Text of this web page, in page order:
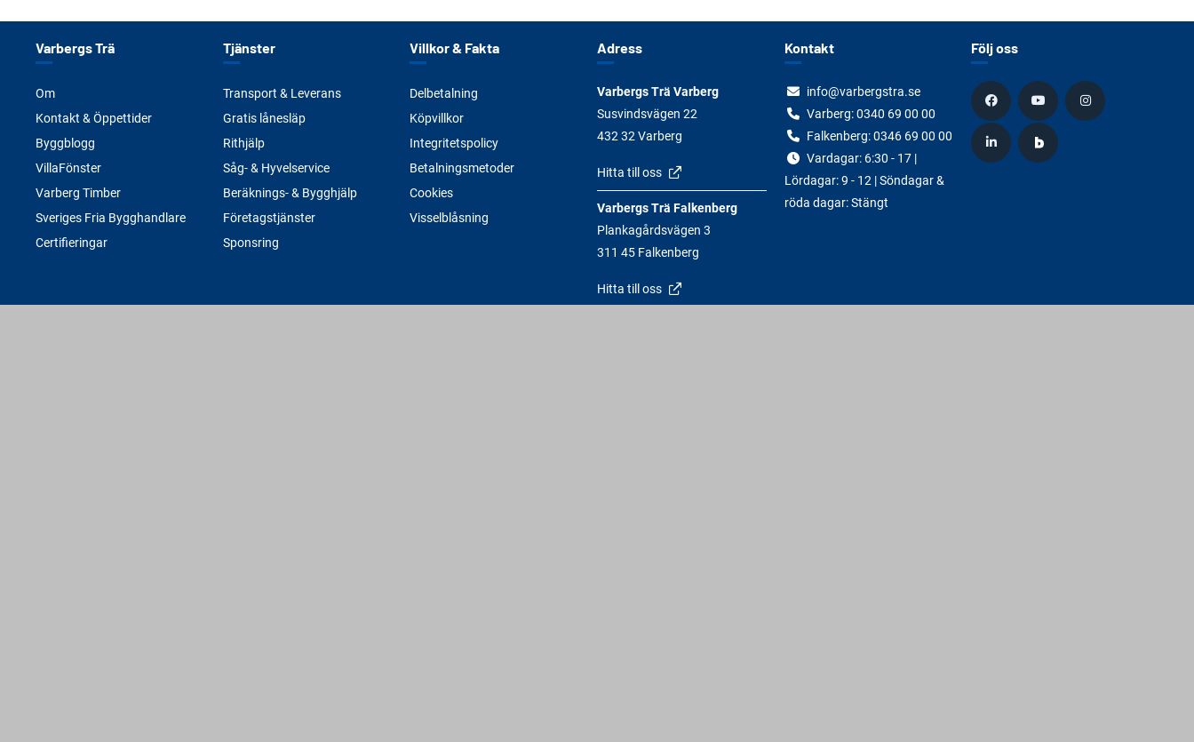
Varbergs Trä
Om
Kontakt & Öppettider
Byggblogg
VillaFönster
Varberg Timber
Sveriges Fria Bygghandlare
Certifieringar
Tjänster
Transport & Leverans
Gratis lånesläp
Rithjälp
Såg- & Hyvelservice
Beräknings- & Bygghjälp
Företagstjänster
Sponsring
Villkor & Fakta
Delbetalning
Köpvillkor
Integritetspolicy
Betalningsmetoder
Cookies
Visselblåsning
Adress
Varbergs Trä Varberg
Susvindsvägen 22
432 32 Varberg
Hitta till oss
Varbergs Trä Falkenberg
Plankagårdsvägen 3
311 45 Falkenberg
Hitta till oss
Kontakt
info@varbergstra.se
Varberg:0340 69 00 00
Falkenberg:0346 69 00 00
Vardagar: 6:30 - 17 |
Lördagar: 9 - 12 | Söndagar &
röda dagar: Stängt
Följ oss